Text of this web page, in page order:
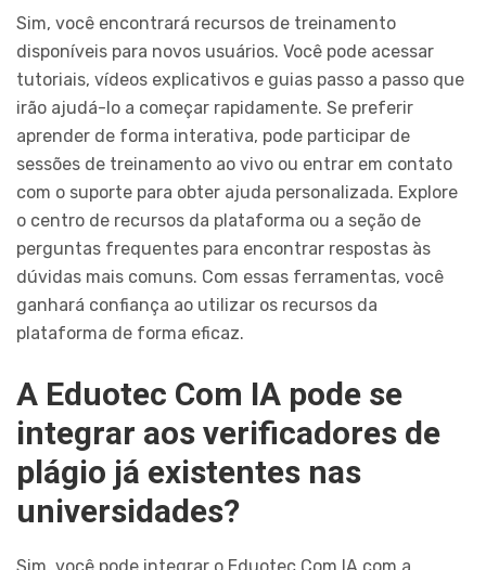
Sim, você encontrará recursos de treinamento
disponíveis para novos usuários. Você pode acessar
tutoriais, vídeos explicativos e guias passo a passo que
irão ajudá-lo a começar rapidamente. Se preferir
aprender de forma interativa, pode participar de
sessões de treinamento ao vivo ou entrar em contato
com o suporte para obter ajuda personalizada. Explore
o centro de recursos da plataforma ou a seção de
perguntas frequentes para encontrar respostas às
dúvidas mais comuns. Com essas ferramentas, você
ganhará confiança ao utilizar os recursos da
plataforma de forma eficaz.
A Eduotec Com IA pode se
integrar aos verificadores de
plágio já existentes nas
universidades?